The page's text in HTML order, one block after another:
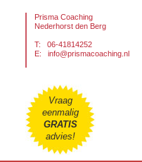
Prisma Coaching
Nederhorst den Berg
T: 06-41814252
E: info@prismacoaching.nl
Vraag
eenmalig
GRATIS
advies!